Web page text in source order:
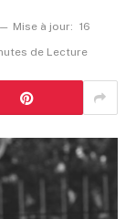
Mise à jour: 16
de Lecture